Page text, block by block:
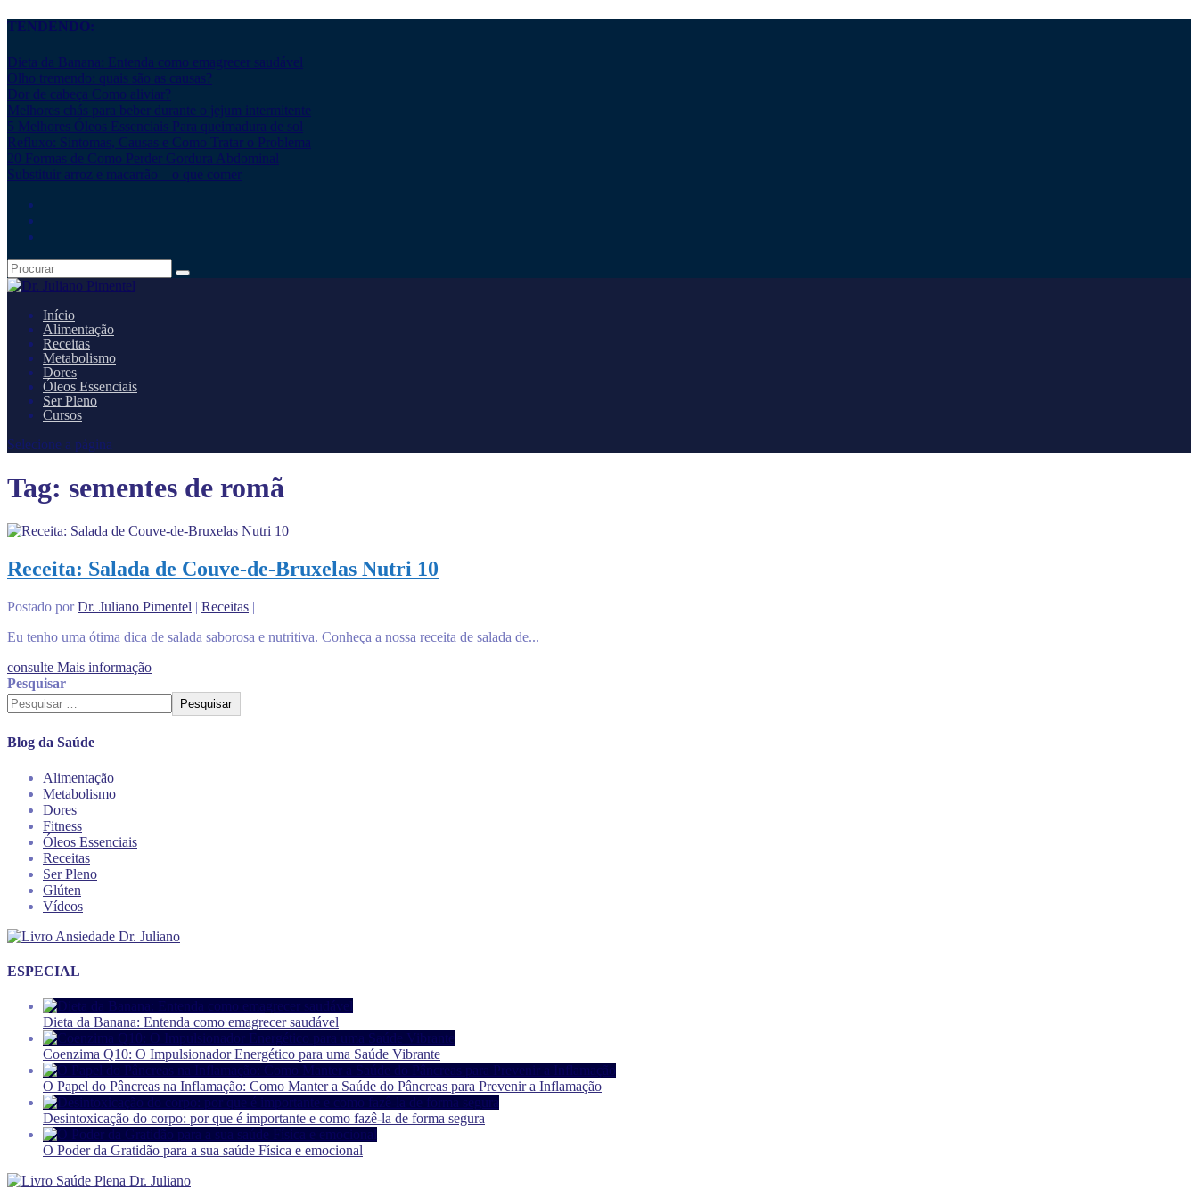
TENDENDO:
Dieta da Banana: Entenda como emagrecer saudável
Olho tremendo: quais são as causas?
Dor de cabeça Como aliviar?
Melhores chás para beber durante o jejum intermitente
5 Melhores Óleos Essenciais Para queimadura de sol
Refluxo: Sintomas, Causas e Como Tratar o Problema
20 Formas de Como Perder Gordura Abdominal
Substituir arroz e macarrão – o que comer
Início
Alimentação
Receitas
Metabolismo
Dores
Óleos Essenciais
Ser Pleno
Cursos
Selecione a página
Tag: sementes de romã
Receita: Salada de Couve-de-Bruxelas Nutri 10
Postado porDr. Juliano Pimentel | Receitas |
Eu tenho uma ótima dica de salada saborosa e nutritiva. Conheça a nossa receita de salada de...
consulte Mais informação
Pesquisar
Pesquisar
Blog da Saúde
Alimentação
Metabolismo
Dores
Fitness
Óleos Essenciais
Receitas
Ser Pleno
Glúten
Vídeos
ESPECIAL
Dieta da Banana: Entenda como emagrecer saudável
Coenzima Q10: O Impulsionador Energético para uma Saúde Vibrante
O Papel do Pâncreas na Inflamação: Como Manter a Saúde do Pâncreas para Prevenir a Inflamação
Desintoxicação do corpo: por que é importante e como fazê-la de forma segura
O Poder da Gratidão para a sua saúde Física e emocional